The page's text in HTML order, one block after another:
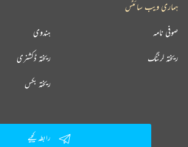
ہماری ویب سائٹس
ہندوی صوفی نامہ
ریختہ ڈکشنری ریختہ لرننگ
ریختہ بکس
رابطہ کیجیے